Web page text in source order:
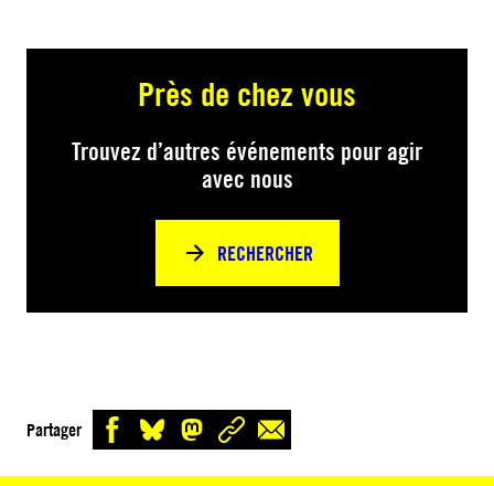
Près de chez vous
Trouvez d’autres événements pour agir
avec nous
RECHERCHER
Partager